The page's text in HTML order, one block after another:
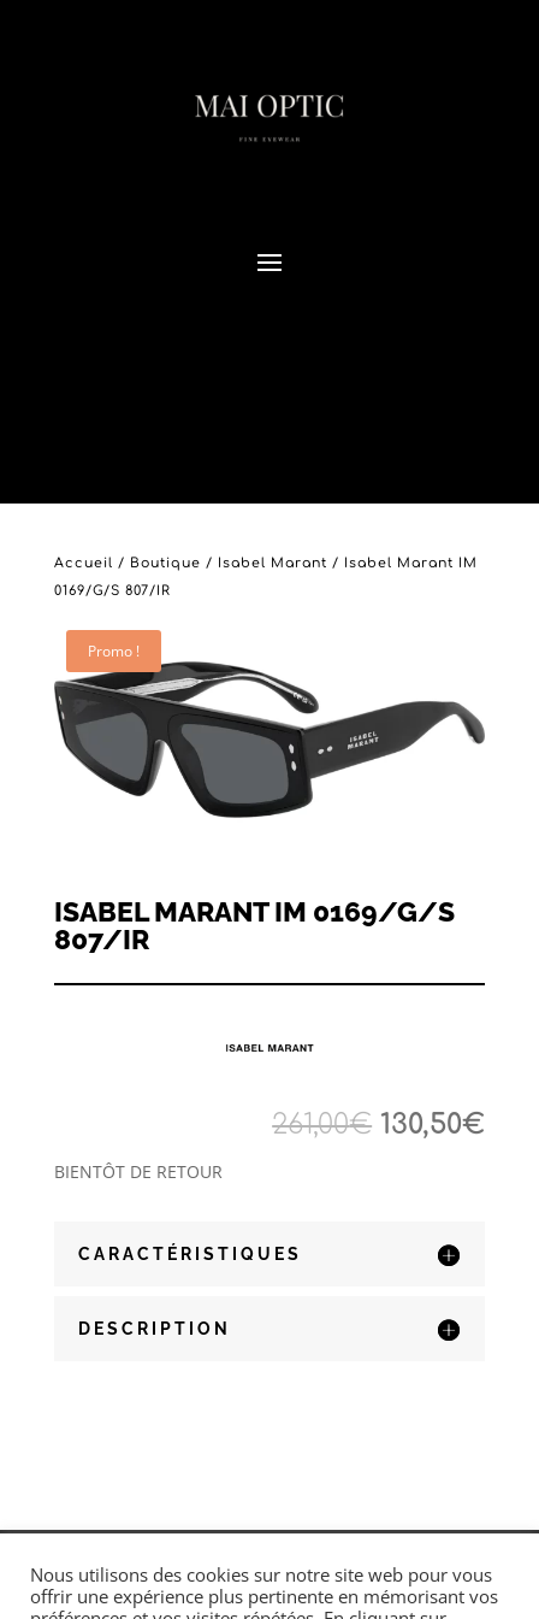
Accueil / Boutique / Isabel Marant / Isabel Marant IM
0169/G/S 807/IR
Promo !
ISABEL MARANT IM 0169/G/S
807/IR
261,00€ Le
130,50€
BIENTÔT DE RETOUR
CARACTÉRISTIQUES
DESCRIPTION
Conditions générales de vente
Mentions légales
Nous utilisons des cookies sur notre site web pour vous
offrir une expérience plus pertinente en mémorisant vos